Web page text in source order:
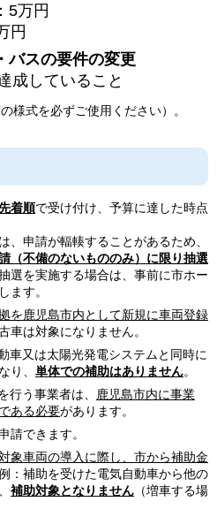
5万円
円
バスの要件の変更
成していること
様式を必ずご使用ください）。
着順で受け付け、予算に達した時点
、申請が輻輳することがあるため、
（不備のないもののみ）に限り抽選
選を実施する場合は、事前に市ホー
ます。
を鹿児島市内として新規に車両登録
車は対象になりません。
車又は太陽光発電システムと同時に
り、 単体での補助はありません。
行う事業者は、
鹿児島市内に事業
ある必要があります。
請できます。
象車両の導入に際し、市から補助金
例：補助を受けた電気自動車から他の
補助対象となりません （増車する場